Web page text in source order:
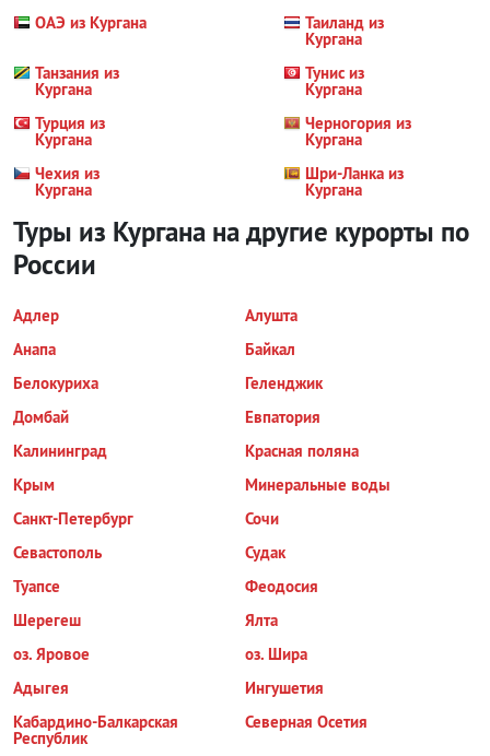
ОАЭ из Кургана
Таиланд из
Кургана
Танзания из
Кургана
Тунис из
Кургана
Турция из
Кургана
Черногория из
Кургана
Чехия из
Кургана
Шри-Ланка из
Кургана
Туры из Кургана на другие курорты по
России
Адлер
Алушта
Анапа
Байкал
Белокуриха
Геленджик
Домбай
Евпатория
Калининград
Красная поляна
Крым
Минеральные воды
Санкт-Петербург
Сочи
Севастополь
Судак
Туапсе
Феодосия
Шерегеш
Ялта
оз. Яровое
оз. Шира
Адыгея
Ингушетия
Кабардино-Балкарская
Республик
Северная Осетия